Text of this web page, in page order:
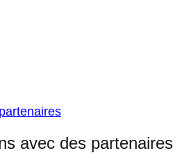
avec des partenaires